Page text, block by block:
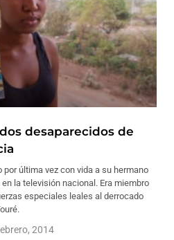
desaparecidos de
última vez con vida a su hermano
la televisión nacional. Era miembro
especiales leales al derrocado
2014